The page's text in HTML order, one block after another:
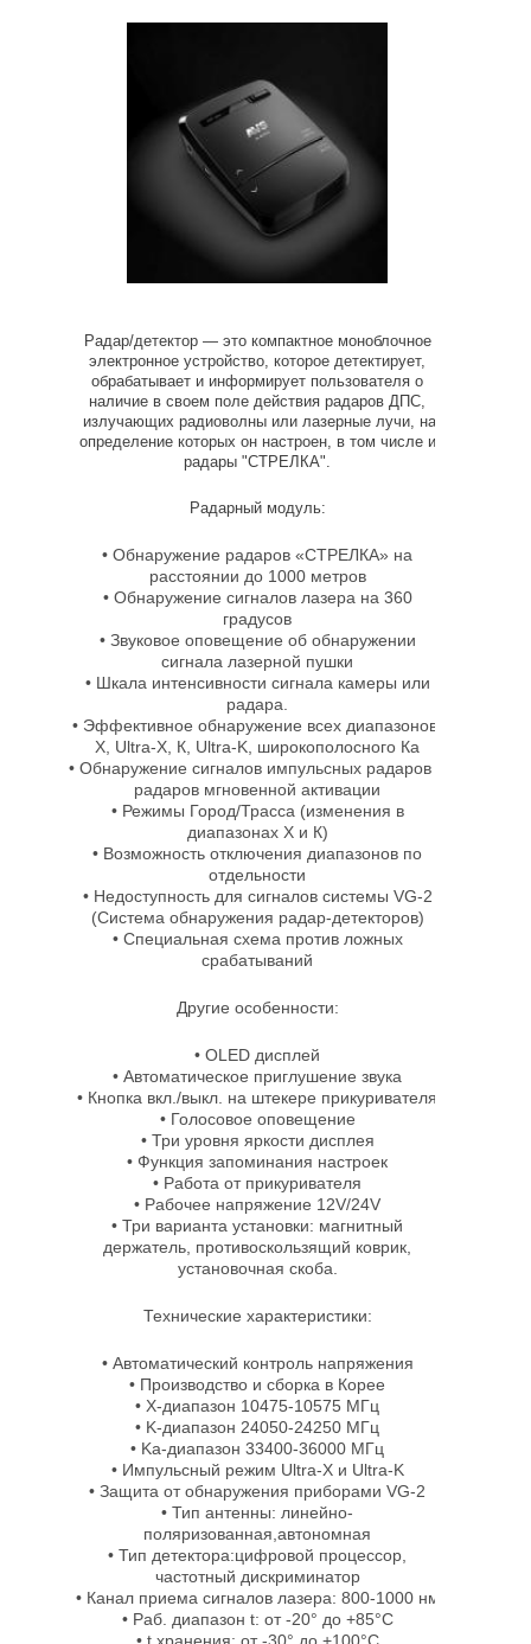
Радар/детектор — это компактное моноблочное
электронное устройство, которое детектирует,
обрабатывает и информирует пользователя о
наличие в своем поле действия радаров ДПС,
излучающих радиоволны или лазерные лучи, на
определение которых он настроен, в том числе и
радары "СТРЕЛКА".
Радарный модуль:
• Обнаружение радаров «СТРЕЛКА» на
расстоянии до 1000 метров
• Обнаружение сигналов лазера на 360
градусов
• Звуковое оповещение об обнаружении
сигнала лазерной пушки
• Шкала интенсивности сигнала камеры или
радара.
• Эффективное обнаружение всех диапазонов:
Х, Ultra-X, К, Ultra-K, широкополосного Ка
• Обнаружение сигналов импульсных радаров и
радаров мгновенной активации
• Режимы Город/Трасса (изменения в
диапазонах Х и К)
• Возможность отключения диапазонов по
отдельности
• Недоступность для сигналов системы VG-2
(Система обнаружения радар-детекторов)
• Специальная схема против ложных
срабатываний
Другие особенности:
• OLED дисплей
• Автоматическое приглушение звука
• Кнопка вкл./выкл. на штекере прикуривателя
• Голосовое оповещение
• Три уровня яркости дисплея
• Функция запоминания настроек
• Работа от прикуривателя
• Рабочее напряжение 12V/24V
• Три варианта установки: магнитный
держатель, противоскользящий коврик,
установочная скоба.
Технические характеристики:
• Автоматический контроль напряжения
• Производство и сборка в Корее
• X-диапазон 10475-10575 МГц
• K-диапазон 24050-24250 МГц
• Ka-диапазон 33400-36000 МГц
• Импульсный режим Ultra-X и Ultra-K
• Защита от обнаружения приборами VG-2
• Тип антенны: линейно-
поляризованная,автономная
• Тип детектора:цифровой процессор,
частотный дискриминатор
• Канал приема сигналов лазера: 800-1000 нм
• Раб. диапазон t: от -20° до +85°С